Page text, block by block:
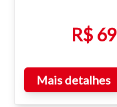
R$
Mais detalhes